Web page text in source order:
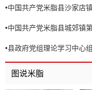
•中国共产党米脂县沙家店
•中国共产党米脂县城郊镇
•县政府党组理论学习中心
召开
图说米脂